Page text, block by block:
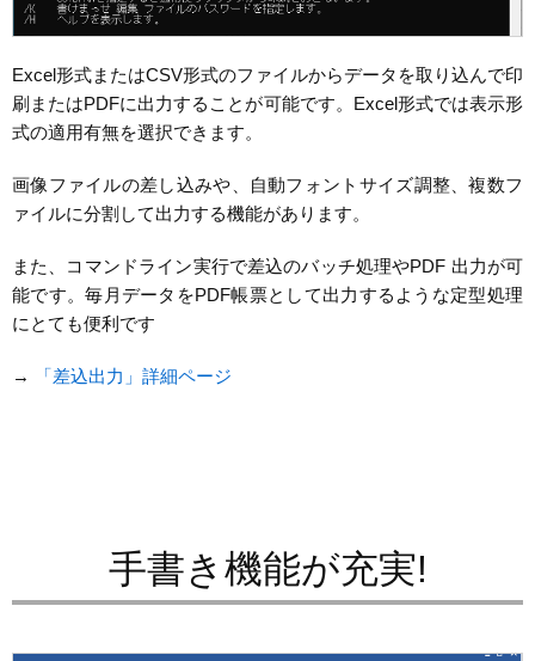
Excel形式またはCSV形式のファイルからデータを取り込んで印
刷またはPDFに出力することが可能です。Excel形式では表示形
式の適用有無を選択できます。
画像ファイルの差し込みや、自動フォントサイズ調整、複数フ
ァイルに分割して出力する機能があります。
また、コマンドライン実行で差込のバッチ処理やPDF 出力が可
能です。毎月データをPDF帳票として出力するような定型処理
にとても便利です
→ 「差込出力」詳細ページ
手書き機能が充実!